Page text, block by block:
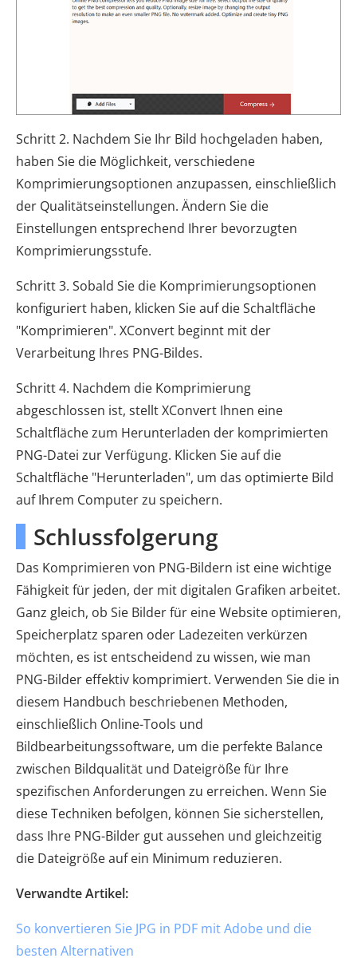
Schritt 2. Nachdem Sie Ihr Bild hochgeladen haben,
haben Sie die Möglichkeit, verschiedene
Komprimierungsoptionen anzupassen, einschließlich
der Qualitätseinstellungen. Ändern Sie die
Einstellungen entsprechend Ihrer bevorzugten
Komprimierungsstufe.
Schritt 3. Sobald Sie die Komprimierungsoptionen
konfiguriert haben, klicken Sie auf die Schaltfläche
"Komprimieren". XConvert beginnt mit der
Verarbeitung Ihres PNG-Bildes.
Schritt 4. Nachdem die Komprimierung
abgeschlossen ist, stellt XConvert Ihnen eine
Schaltfläche zum Herunterladen der komprimierten
PNG-Datei zur Verfügung. Klicken Sie auf die
Schaltfläche "Herunterladen", um das optimierte Bild
auf Ihrem Computer zu speichern.
Schlussfolgerung
Das Komprimieren von PNG-Bildern ist eine wichtige
Fähigkeit für jeden, der mit digitalen Grafiken arbeitet.
Ganz gleich, ob Sie Bilder für eine Website optimieren,
Speicherplatz sparen oder Ladezeiten verkürzen
möchten, es ist entscheidend zu wissen, wie man
PNG-Bilder effektiv komprimiert. Verwenden Sie die in
diesem Handbuch beschriebenen Methoden,
einschließlich Online-Tools und
Bildbearbeitungssoftware, um die perfekte Balance
zwischen Bildqualität und Dateigröße für Ihre
spezifischen Anforderungen zu erreichen. Wenn Sie
diese Techniken befolgen, können Sie sicherstellen,
dass Ihre PNG-Bilder gut aussehen und gleichzeitig
die Dateigröße auf ein Minimum reduzieren.
Verwandte Artikel:
So konvertieren Sie JPG in PDF mit Adobe und die
besten Alternativen